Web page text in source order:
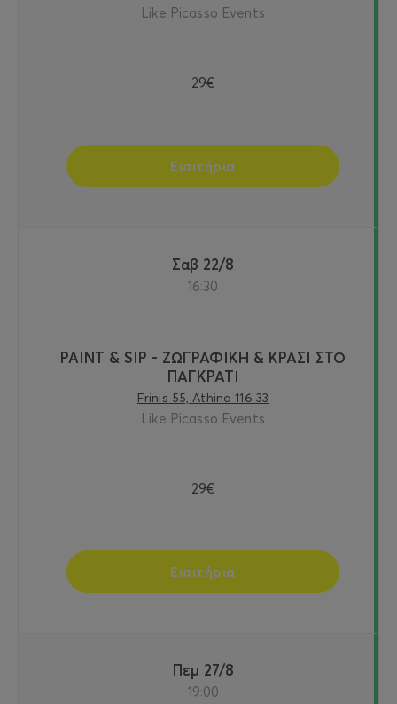
Like Picasso Events
29€
Εισιτήρια
Σαβ 22/8
16:30
PAINT & SIP - ΖΩΓΡΑΦΙΚΗ & ΚΡΑΣΙ ΣΤΟ
ΠΑΓΚΡΑΤΙ
Frinis 55, Athina 116 33
Like Picasso Events
29€
Εισιτήρια
Πεμ 27/8
19:00